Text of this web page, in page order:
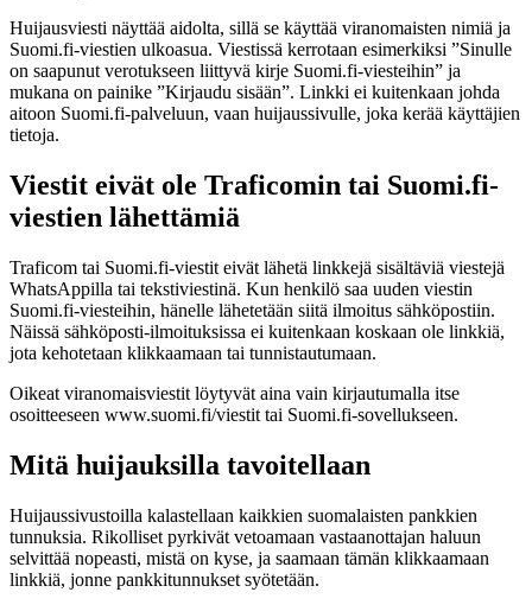
Huijausviesti näyttää aidolta, sillä se käyttää viranomaisten nimiä ja
Suomi.fi-viestien ulkoasua. Viestissä kerrotaan esimerkiksi ”Sinulle
on saapunut verotukseen liittyvä kirje Suomi.fi-viesteihin” ja
mukana on painike ”Kirjaudu sisään”. Linkki ei kuitenkaan johda
aitoon Suomi.fi-palveluun, vaan huijaussivulle, joka kerää käyttäjien
tietoja.
Viestit eivät ole Traficomin tai Suomi.fi-
viestien lähettämiä
Traficom tai Suomi.fi-viestit eivät lähetä linkkejä sisältäviä viestejä
WhatsAppilla tai tekstiviestinä. Kun henkilö saa uuden viestin
Suomi.fi-viesteihin, hänelle lähetetään siitä ilmoitus sähköpostiin.
Näissä sähköposti-ilmoituksissa ei kuitenkaan koskaan ole linkkiä,
jota kehotetaan klikkaamaan tai tunnistautumaan.
Oikeat viranomaisviestit löytyvät aina vain kirjautumalla itse
osoitteeseen www.suomi.fi/viestit tai Suomi.fi-sovellukseen.
Mitä huijauksilla tavoitellaan
Huijaussivustoilla kalastellaan kaikkien suomalaisten pankkien
tunnuksia. Rikolliset pyrkivät vetoamaan vastaanottajan haluun
selvittää nopeasti, mistä on kyse, ja saamaan tämän klikkaamaan
linkkiä, jonne pankkitunnukset syötetään.